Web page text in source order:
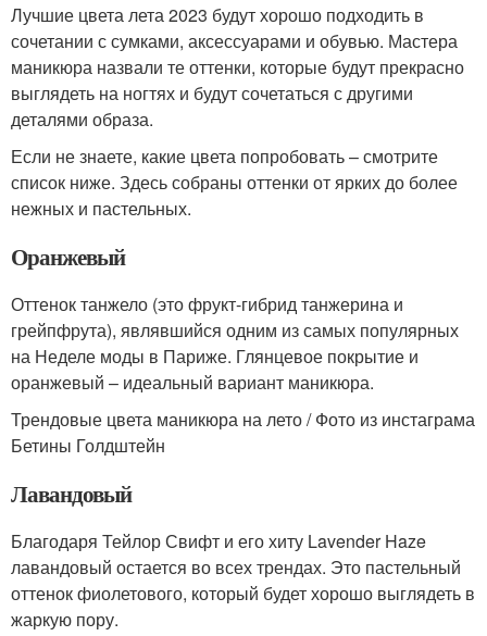
Лучшие цвета лета 2023 будут хорошо подходить в
сочетании с сумками, аксессуарами и обувью. Мастера
маникюра назвали те оттенки, которые будут прекрасно
выглядеть на ногтях и будут сочетаться с другими
деталями образа.
Если не знаете, какие цвета попробовать – смотрите
список ниже. Здесь собраны оттенки от ярких до более
нежных и пастельных.
Оранжевый
Оттенок танжело (это фрукт-гибрид танжерина и
грейпфрута), являвшийся одним из самых популярных
на Неделе моды в Париже. Глянцевое покрытие и
оранжевый – идеальный вариант маникюра.
Трендовые цвета маникюра на лето / Фото из инстаграма
Бетины Голдштейн
Лавандовый
Благодаря Тейлор Свифт и его хиту Lavender Haze
лавандовый остается во всех трендах. Это пастельный
оттенок фиолетового, который будет хорошо выглядеть в
жаркую пору.